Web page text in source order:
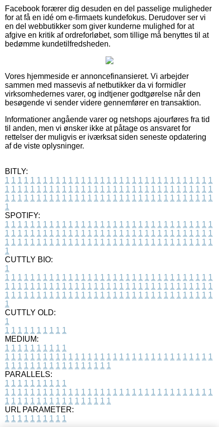
Facebook forærer dig desuden en del passelige muligheder
for at få en idé om e-firmaets kundefokus. Derudover ser vi
en del webbutikker som giver kunderne mulighed for at
afgive en kritik af ordreforløbet, som tillige må benyttes til at
bedømme kundetilfredsheden.
Vores hjemmeside er annoncefinansieret. Vi arbejder
sammen med massevis af netbutikker da vi formidler
virksomhedernes varer, og indtjener godtgørelse når den
besøgende vi sender videre gennemfører en transaktion.
Informationer angående varer og netshops ajourføres fra tid
til anden, men vi ønsker ikke at påtage os ansvaret for
rettelser der muligvis er iværksat siden seneste opdatering
af de viste oplysninger.
BITLY:
1 1 1 1 1 1 1 1 1 1 1 1 1 1 1 1 1 1 1 1 1 1 1 1 1 1 1 1 1 1 1 1 1
1 1 1 1 1 1 1 1 1 1 1 1 1 1 1 1 1 1 1 1 1 1 1 1 1 1 1 1 1 1 1 1 1
1 1 1 1 1 1 1 1 1 1 1 1 1 1 1 1 1 1 1 1 1 1 1 1 1 1 1 1 1 1 1 1 1
1
SPOTIFY:
1 1 1 1 1 1 1 1 1 1 1 1 1 1 1 1 1 1 1 1 1 1 1 1 1 1 1 1 1 1 1 1 1
1 1 1 1 1 1 1 1 1 1 1 1 1 1 1 1 1 1 1 1 1 1 1 1 1 1 1 1 1 1 1 1 1
1 1 1 1 1 1 1 1 1 1 1 1 1 1 1 1 1 1 1 1 1 1 1 1 1 1 1 1 1 1 1 1 1
1
CUTTLY BIO:
1
1 1 1 1 1 1 1 1 1 1 1 1 1 1 1 1 1 1 1 1 1 1 1 1 1 1 1 1 1 1 1 1 1
1 1 1 1 1 1 1 1 1 1 1 1 1 1 1 1 1 1 1 1 1 1 1 1 1 1 1 1 1 1 1 1 1
1 1 1 1 1 1 1 1 1 1 1 1 1 1 1 1 1 1 1 1 1 1 1 1 1 1 1 1 1 1 1 1 1
1
CUTTLY OLD:
1
1 1 1 1 1 1 1 1 1 1
MEDIUM:
1 1 1 1 1 1 1 1 1 1
1 1 1 1 1 1 1 1 1 1 1 1 1 1 1 1 1 1 1 1 1 1 1 1 1 1 1 1 1 1 1 1 1
1 1 1 1 1 1 1 1 1 1 1 1 1 1 1 1 1
PARALLELS:
1 1 1 1 1 1 1 1 1 1
1 1 1 1 1 1 1 1 1 1 1 1 1 1 1 1 1 1 1 1 1 1 1 1 1 1 1 1 1 1 1 1 1
1 1 1 1 1 1 1 1 1 1 1 1 1 1 1 1 1
URL PARAMETER:
1 1 1 1 1 1 1 1 1 1